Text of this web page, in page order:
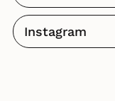
Instagram